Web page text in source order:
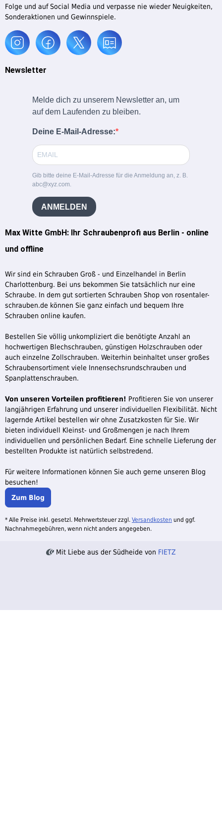
Max Witte GmbH: Ihr Schraubenprofi aus Berlin - online
und offline
Wir sind ein Schrauben Groß - und Einzelhandel in Berlin
Charlottenburg. Bei uns bekommen Sie tatsächlich nur eine
Schraube. In dem gut sortierten Schrauben Shop von rosentaler-
schrauben.de können Sie ganz einfach und bequem Ihre
Schrauben online kaufen.
Bestellen Sie völlig unkompliziert die benötigte Anzahl an
hochwertigen Blechschrauben, günstigen Holzschrauben oder
auch einzelne Zollschrauben. Weiterhin beinhaltet unser großes
Schraubensortiment viele Innensechsrundschrauben und
Spanplattenschrauben.
Von unseren Vorteilen profitieren! Profitieren Sie von unserer
langjährigen Erfahrung und unserer individuellen Flexibilität. Nicht
lagernde Artikel bestellen wir ohne Zusatzkosten für Sie. Wir
bieten individuell Kleinst- und Großmengen je nach Ihrem
individuellen und persönlichen Bedarf. Eine schnelle Lieferung der
bestellten Produkte ist natürlich selbstredend.
Für weitere Informationen können Sie auch gerne unseren Blog
besuchen!
Zum Blog
Folge und auf Social Media und verpasse nie wieder Neuigkeiten,
Sonderaktionen und Gewinnspiele.
Newsletter
Melde dich zu unserem Newsletter an, um
auf dem Laufenden zu bleiben.
Deine E-Mail-Adresse:
Gib bitte deine E-Mail-Adresse für die Anmeldung an, z. B.
abc@xyz.com.
ANMELDEN
* Alle Preise inkl. gesetzl. Mehrwertsteuer zzgl. Versandkosten und ggf.
Nachnahmegebühren, wenn nicht anders angegeben.
Mit Liebe aus der Südheide von FIETZ